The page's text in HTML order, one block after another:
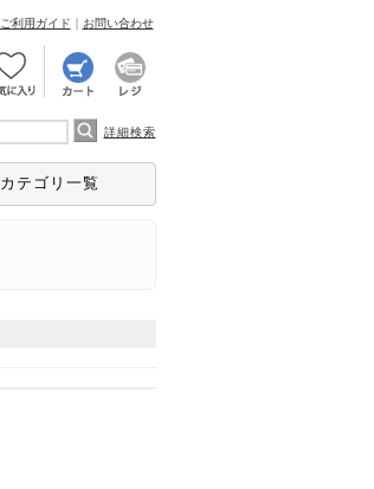
ご利用ガイド ｜ お問い合わせ
詳細検索
カテゴリ一覧